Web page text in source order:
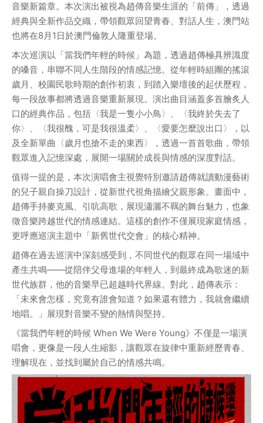
音樂新篇章。本次演出被視為趙傳音樂生涯的「前傳」，透過
經典與全新作品交織，帶領觀眾回望青春、對話人生，澳門站
也將在8月1日於澳門倫敦人隆重登場。
本次巡演以「當我們年輕的時候」為題，透過趙傳極具辨識度
的嗓音，串聯不同人生階段的情感記憶。從年輕時組團的搖滾
歲月、校園民歌時期的創作初衷，到踏入樂壇後的起伏歷程，
每一段故事都將透過音樂重新展現。演出曲目涵蓋多首膾炙人
口的經典作品，包括〈我是一隻小小鳥〉、〈我終於失去了
你〉、〈我很醜，可是我很溫柔〉、〈愛要怎麼說出口〉，以
及全新單曲〈歲月也搶不走的東西〉，透過一首首歌曲，帶領
觀眾進入記憶深處，展開一場關於成長與情感的深度對話。
值得一提的是，本次演唱會主視覺特別邀請趙傳就讀動漫藝術
的兒子親自操刀設計，從新世代視角描繪父親形象。畫面中，
趙傳手持麥克風、引吭高歌，展現瀟灑不羈的舞台魅力，也象
徵音樂跨越世代的情感連結。這樣的創作不僅展現家庭情感，
更呼應巡演主題中「新舊世代交會」的核心精神。
趙傳在過去巡演中深刻感受到，不同世代的觀眾在同一場域中
產生共鳴——從陪伴父母進場的年輕人，到最終成為歌迷的新
世代族群，他的音樂早已超越時代界線。對此，趙傳表示：
「未來會怎樣，究竟有誰會知道？如果還有體力，我就會繼續
地唱。」展現對音樂不變的熱情與堅持。
《當我們年輕的時候 When We Were Young》不僅是一場演
唱會，更像是一段人生縮影，讓觀眾在旋律中重新經歷青春、
理解現在，並找到屬於自己的情感共鳴。